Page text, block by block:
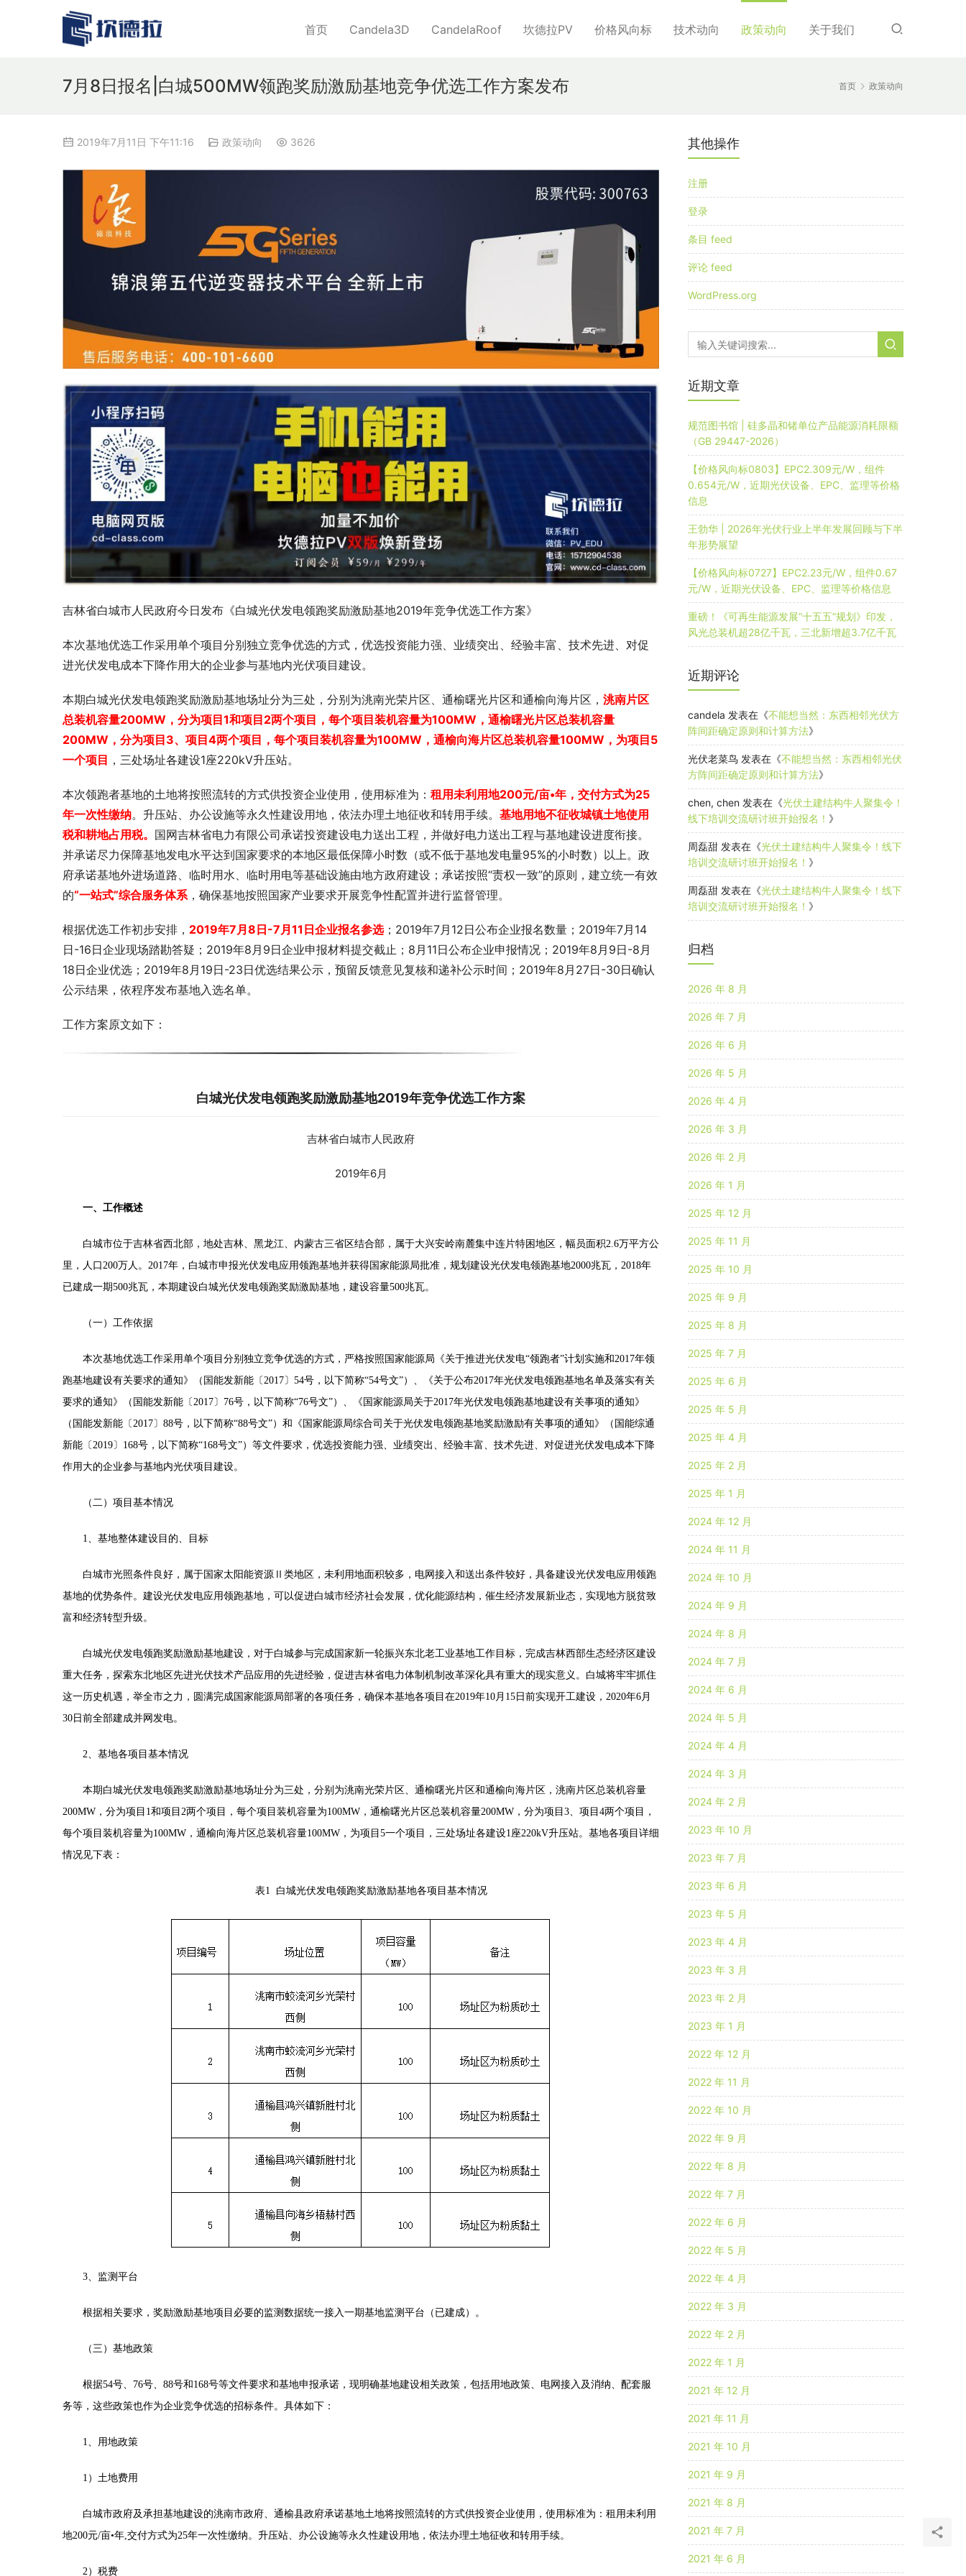
首页 Candela3D CandelaRoof 坎德拉PV 价格风向标 技术动向 政策动向 关于我们
首页 政策动向
7月8日报名|白城500MW领跑奖励激励基地竞争优选工作方案发布
2019年7月11日 下午11:16 政策动向 3626
吉林省白城市人民政府今日发布《白城光伏发电领跑奖励激励基地2019年竞争优选工作方案》
本次基地优选工作采用单个项目分别独立竞争优选的方式，优选投资能力强、业绩突出、经验丰富、技术先进、对促
进光伏发电成本下降作用大的企业参与基地内光伏项目建设。
本期白城光伏发电领跑奖励激励基地场址分为三处，分别为洮南光荣片区、通榆曙光片区和通榆向海片区， 洮南片区
总装机容量200MW，分为项目1和项目2两个项目，每个项目装机容量为100MW，通榆曙光片区总装机容量
200MW，分为项目3、项目4两个项目，每个项目装机容量为100MW，通榆向海片区总装机容量100MW，为项目5
一个项目 ，三处场址各建设1座220kV升压站。
本次领跑者基地的土地将按照流转的方式供投资企业使用，使用标准为： 租用未利用地200元/亩•年，交付方式为25
年一次性缴纳。升压站、办公设施等永久性建设用地，依法办理土地征收和转用手续。 基地用地不征收城镇土地使用
税和耕地占用税。 国网吉林省电力有限公司承诺投资建设电力送出工程，并做好电力送出工程与基地建设进度衔接。
并承诺尽力保障基地发电水平达到国家要求的本地区最低保障小时数（或不低于基地发电量95%的小时数）以上。政
府承诺基地外进场道路、临时用水、临时用电等基础设施由地方政府建设；承诺按照“责权一致”的原则，建立统一有效
的“一站式”综合服务体系 ，确保基地按照国家产业要求开展竞争性配置并进行监督管理。
根据优选工作初步安排， 2019年7月8日-7月11日企业报名参选；2019年7月12日公布企业报名数量；2019年7月14
日-16日企业现场踏勘答疑；2019年8月9日企业申报材料提交截止；8月11日公布企业申报情况；2019年8月9日-8月
18日企业优选；2019年8月19日-23日优选结果公示，预留反馈意见复核和递补公示时间；2019年8月27日-30日确认
公示结果，依程序发布基地入选名单。
工作方案原文如下：
白城光伏发电领跑奖励激励基地2019年竞争优选工作方案
吉林省白城市人民政府
2019年6月
一、工作概述
白城市位于吉林省西北部，地处吉林、黑龙江、内蒙古三省区结合部，属于大兴安岭南麓集中连片特困地区，幅员面积2.6万平方公
里，人口200万人。2017年，白城市申报光伏发电应用领跑基地并获得国家能源局批准，规划建设光伏发电领跑基地2000兆瓦，2018年
已建成一期500兆瓦，本期建设白城光伏发电领跑奖励激励基地，建设容量500兆瓦。
（一）工作依据
本次基地优选工作采用单个项目分别独立竞争优选的方式，严格按照国家能源局《关于推进光伏发电“领跑者”计划实施和2017年领
跑基地建设有关要求的通知》（国能发新能〔2017〕54号，以下简称“54号文”）、《关于公布2017年光伏发电领跑基地名单及落实有关
要求的通知》（国能发新能〔2017〕76号，以下简称“76号文”）、《国家能源局关于2017年光伏发电领跑基地建设有关事项的通知》
（国能发新能〔2017〕88号，以下简称“88号文”）和《国家能源局综合司关于光伏发电领跑基地奖励激励有关事项的通知》（国能综通
新能〔2019〕168号，以下简称“168号文”）等文件要求，优选投资能力强、业绩突出、经验丰富、技术先进、对促进光伏发电成本下降
作用大的企业参与基地内光伏项目建设。
（二）项目基本情况
1、基地整体建设目的、目标
白城市光照条件良好，属于国家太阳能资源 Ⅱ类地区，未利用地面积较多，电网接入和送出条件较好，具备建设光伏发电应用领跑
基地的优势条件。建设光伏发电应用领跑基地，可以促进白城市经济社会发展，优化能源结构，催生经济发展新业态，实现地方脱贫致
富和经济转型升级。
白城光伏发电领跑奖励激励基地建设，对于白城参与完成国家新一轮振兴东北老工业基地工作目标，完成吉林西部生态经济区建设
重大任务，探索东北地区先进光伏技术产品应用的先进经验，促进吉林省电力体制机制改革深化具有重大的现实意义。白城将牢牢抓住
这一历史机遇，举全市之力，圆满完成国家能源局部署的各项任务，确保本基地各项目在2019年10月15日前实现开工建设，2020年6月
30日前全部建成并网发电。
2、基地各项目基本情况
本期白城光伏发电领跑奖励激励基地场址分为三处，分别为洮南光荣片区、通榆曙光片区和通榆向海片区，洮南片区总装机容量
200MW，分为项目1和项目2两个项目，每个项目装机容量为100MW，通榆曙光片区总装机容量200MW，分为项目3、项目4两个项目，
每个项目装机容量为100MW，通榆向海片区总装机容量100MW，为项目5一个项目，三处场址各建设1座220kV升压站。基地各项目详细
情况见下表：
表1 白城光伏发电领跑奖励激励基地各项目基本情况
3、监测平台
根据相关要求，奖励激励基地项目必要的监测数据统一接入一期基地监测平台（已建成）。
（三）基地政策
根据54号、76号、88号和168号等文件要求和基地申报承诺，现明确基地建设相关政策，包括用地政策、电网接入及消纳、配套服
务等，这些政策也作为企业竞争优选的招标条件。具体如下：
1、用地政策
1）土地费用
白城市政府及承担基地建设的洮南市政府、通榆县政府承诺基地土地将按照流转的方式供投资企业使用，使用标准为：租用未利用
地200元/亩•年,交付方式为25年一次性缴纳。升压站、办公设施等永久性建设用地，依法办理土地征收和转用手续。
2）税费
其他操作
注册
登录
条目 feed
评论 feed
WordPress.org
近期文章
规范图书馆 | 硅多晶和锗单位产品能源消耗限额
（GB 29447-2026）
【价格风向标0803】EPC2.309元/W，组件
0.654元/W，近期光伏设备、EPC、监理等价格
信息
王勃华 | 2026年光伏行业上半年发展回顾与下半
年形势展望
【价格风向标0727】EPC2.23元/W，组件0.67
元/W，近期光伏设备、EPC、监理等价格信息
重磅！《可再生能源发展“十五五”规划》印发，
风光总装机超28亿千瓦，三北新增超3.7亿千瓦
近期评论
candela 发表在《不能想当然：东西相邻光伏方
阵间距确定原则和计算方法》
光伏老菜鸟 发表在《不能想当然：东西相邻光伏
方阵间距确定原则和计算方法》
chen, chen 发表在《光伏土建结构牛人聚集令！
线下培训交流研讨班开始报名！ 》
周磊甜 发表在《光伏土建结构牛人聚集令！线下
培训交流研讨班开始报名！ 》
周磊甜 发表在《光伏土建结构牛人聚集令！线下
培训交流研讨班开始报名！ 》
归档
2026 年 8 月
2026 年 7 月
2026 年 6 月
2026 年 5 月
2026 年 4 月
2026 年 3 月
2026 年 2 月
2026 年 1 月
2025 年 12 月
2025 年 11 月
2025 年 10 月
2025 年 9 月
2025 年 8 月
2025 年 7 月
2025 年 6 月
2025 年 5 月
2025 年 4 月
2025 年 2 月
2025 年 1 月
2024 年 12 月
2024 年 11 月
2024 年 10 月
2024 年 9 月
2024 年 8 月
2024 年 7 月
2024 年 6 月
2024 年 5 月
2024 年 4 月
2024 年 3 月
2024 年 2 月
2023 年 10 月
2023 年 7 月
2023 年 6 月
2023 年 5 月
2023 年 4 月
2023 年 3 月
2023 年 2 月
2023 年 1 月
2022 年 12 月
2022 年 11 月
2022 年 10 月
2022 年 9 月
2022 年 8 月
2022 年 7 月
2022 年 6 月
2022 年 5 月
2022 年 4 月
2022 年 3 月
2022 年 2 月
2022 年 1 月
2021 年 12 月
2021 年 11 月
2021 年 10 月
2021 年 9 月
2021 年 8 月
2021 年 7 月
2021 年 6 月